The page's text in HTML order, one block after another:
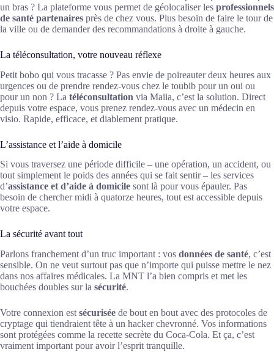
un bras ? La plateforme vous permet de géolocaliser les professionnels
de santé partenaires près de chez vous. Plus besoin de faire le tour de
la ville ou de demander des recommandations à droite à gauche.
La téléconsultation, votre nouveau réflexe
Petit bobo qui vous tracasse ? Pas envie de poireauter deux heures aux
urgences ou de prendre rendez-vous chez le toubib pour un oui ou
pour un non ? La téléconsultation via Maiia, c’est la solution. Direct
depuis votre espace, vous prenez rendez-vous avec un médecin en
visio. Rapide, efficace, et diablement pratique.
L’assistance et l’aide à domicile
Si vous traversez une période difficile – une opération, un accident, ou
tout simplement le poids des années qui se fait sentir – les services
d’assistance et d’aide à domicile sont là pour vous épauler. Pas
besoin de chercher midi à quatorze heures, tout est accessible depuis
votre espace.
La sécurité avant tout
Parlons franchement d’un truc important : vos données de santé, c’est
sensible. On ne veut surtout pas que n’importe qui puisse mettre le nez
dans nos affaires médicales. La MNT l’a bien compris et met les
bouchées doubles sur la sécurité.
Votre connexion est sécurisée de bout en bout avec des protocoles de
cryptage qui tiendraient tête à un hacker chevronné. Vos informations
sont protégées comme la recette secrète du Coca-Cola. Et ça, c’est
vraiment important pour avoir l’esprit tranquille.